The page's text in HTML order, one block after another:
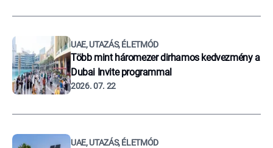
UAE, UTAZÁS, ÉLETMÓD
Több mint háromezer dirhamos kedvezmény a
Dubai Invite programmal
2026. 07. 22
UAE, UTAZÁS, ÉLETMÓD